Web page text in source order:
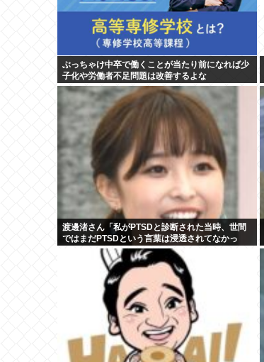
ぶっちゃけ中卒で働くことが当たり前になれば少
子化や労働者不足問題は改善するよな
渡邊渚さん「私がPTSDと診断された当時、世間
ではまだPTSDという言葉は浸透されてなかっ